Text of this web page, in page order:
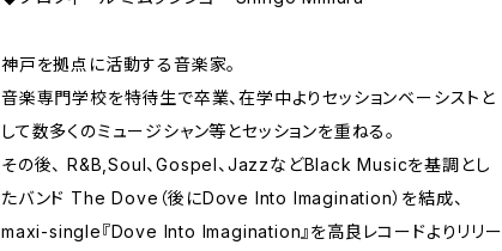
神戸を拠点に活動する音楽家。
音楽専門学校を特待生で卒業、在学中よりセッションベーシストと
して数多くのミュージシャン等とセッションを重ねる。
その後、 R&B,Soul、Gospel、JazzなどBlack Musicを基調とし
たバンド The Dove（後にDove Into Imagination）を結成、
maxi-single『Dove Into Imagination』を高良レコードよりリリー